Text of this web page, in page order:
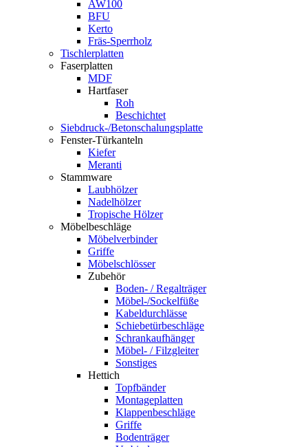
AW100
BFU
Kerto
Fräs-Sperrholz
Tischlerplatten
Faserplatten
MDF
Hartfaser
Roh
Beschichtet
Siebdruck-/Betonschalungsplatte
Fenster-Türkanteln
Kiefer
Meranti
Stammware
Laubhölzer
Nadelhölzer
Tropische Hölzer
Möbelbeschläge
Möbelverbinder
Griffe
Möbelschlösser
Zubehör
Boden- / Regalträger
Möbel-/Sockelfüße
Kabeldurchlässe
Schiebetürbeschläge
Schrankaufhänger
Möbel- / Filzgleiter
Sonstiges
Hettich
Topfbänder
Montageplatten
Klappenbeschläge
Griffe
Bodenträger